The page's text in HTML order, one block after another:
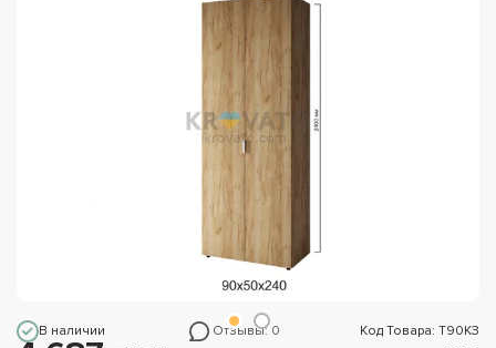
В наличии Отзывы: 0 Код Товара: Т90КЗ